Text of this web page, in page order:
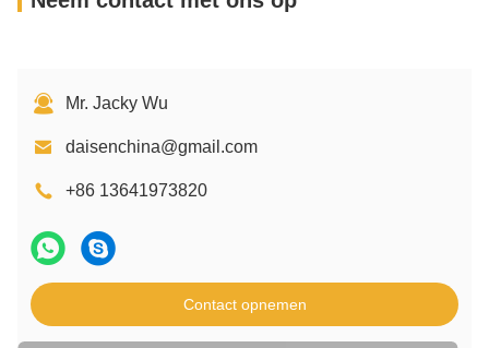
Mr. Jacky Wu
daisenchina@gmail.com
+86 13641973820
Contact opnemen